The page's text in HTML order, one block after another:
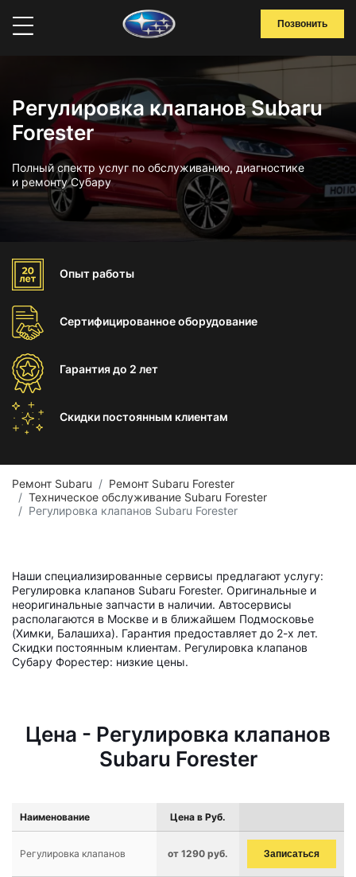
Позвонить
Регулировка клапанов Subaru
Forester
Полный спектр услуг по обслуживанию, диагностике
и ремонту Субару
Опыт работы
Сертифицированноеоборудование
Гарантиядо 2 лет
Скидки постоянным клиентам
Ремонт Subaru
Ремонт Subaru Forester
Техническое обслуживание Subaru Forester
Регулировка клапанов Subaru Forester
Наши специализированные сервисы предлагают услугу:
Регулировка клапанов Subaru Forester. Оригинальные и
неоригинальные запчасти в наличии. Автосервисы
располагаются в Москве и в ближайшем Подмосковье
(Химки, Балашиха). Гарантия предоставляет до 2-х лет.
Скидки постоянным клиентам. Регулировка клапанов
Субару Форестер: низкие цены.
Цена - Регулировка клапанов
Subaru Forester
Наименование Цена в Руб.
Регулировка клапанов от 1290 руб. Записаться